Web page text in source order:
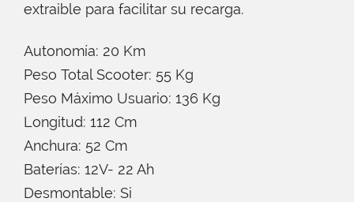
extraible para facilitar su recarga.
Autonomía: 20 Km
Peso Total Scooter: 55 Kg
Peso Máximo Usuario: 136 Kg
Longitud: 112 Cm
Anchura: 52 Cm
Baterías: 12V- 22 Ah
Desmontable: Si